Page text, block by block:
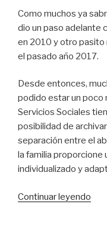
Como muchos ya
dio un paso adelante
en 2010 y otro pasito
el pasado año 2017.
Desde entonces,
podido estar un poco
Servicios Sociales
posibilidad de
separación entre el
la familia
individualizado y
Continuar leyendo